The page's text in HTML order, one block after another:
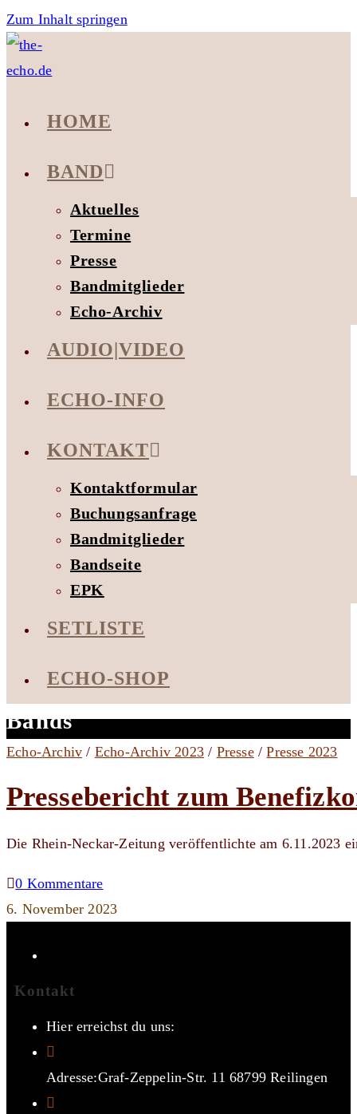
Zum Inhalt springen
HOME
BAND
Aktuelles
Termine
Presse
Bandmitglieder
Echo-Archiv
AUDIO|VIDEO
ECHO-INFO
KONTAKT
Kontaktformular
Buchungsanfrage
Bandmitglieder
Bandseite
EPK
SETLISTE
ECHO-SHOP
Bands
Echo-Archiv / Echo-Archiv 2023 / Presse/Presse 2023
Pressebericht zum
Die Rhein-Neckar-Zeitung veröffentlichte am 6.11.2023
0 Kommentare
6. November 2023
Kontakt
Hier erreichst du uns:
Adresse:Graf-Zeppelin-Str. 11 68799 Reilingen